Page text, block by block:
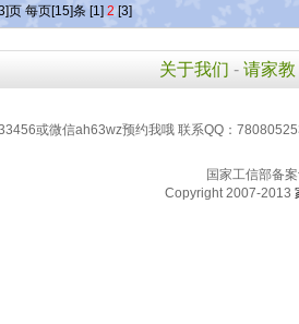
页 每页[15]条 [1] 2 [3]
关于我们 - 请家教
或微信ah63wz预约我哦 联系QQ：
国家工信部备
Copyright 2007-2013